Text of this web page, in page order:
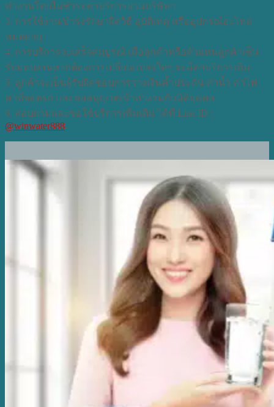
ทำงานโดยไม่ชำระค่าบริการผ่านบริษัทฯ
3. การใช้งาน/บำรุงรักษาผิดวิธี อุบัติเหตุ หรืออุปกรณ์อะไหล่
หมดอายุ
4. การบริการจะเสร็จสมบูรณ์ เมื่อลูกค้าหรือตัวแทนลูกค้าเซ็น
รับมอบงานหากต้องการเปลี่ยนแปลงใดๆ จะมีค่าบริการเพิ่ม
5. ลูกค้าจะเป็นผู้รับผิดชอบการวางเงินค้ำประกัน ค่าน้ำ ค่าไฟ
ค่าที่จอดรถ และขออนุญาตเข้าทำงานกับนิติบุคคล
6. สอบถามและขอใช้บริการเพิ่มเติม ได้ที่ Line ID :
@winwater888